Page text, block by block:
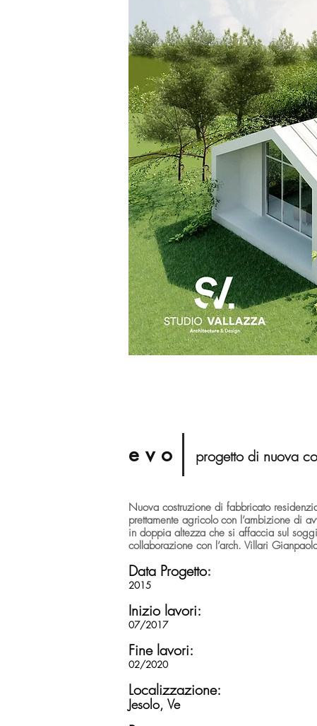
e v o progetto di nuova
Nuova costruzione di fabbricato
prettamente agricolo con l’ambizione di
in doppia altezza che si affaccia sul
collaborazione con l’arch. Villari
Data Progetto:
2015
Inizio lavori:
07/2017
Fine lavori:
02/2020
Localizzazione:
Jesolo, VeI